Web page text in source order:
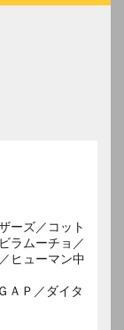
ーズ／コット
ラムーチョ／
ヒューマン中
ＡＰ／ダイタ